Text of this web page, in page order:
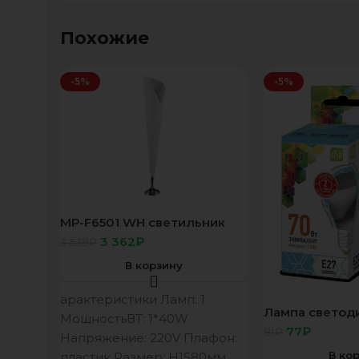
Похожие
-5%
МР-F6501 WH светильник
напольный
3 362₽
В корзину
арактеристики Ламп: 1
МощностьВТ: 1*40W
Напряжение: 220V Плафон:
-5%
Лампа
E27 4000К
77₽
В